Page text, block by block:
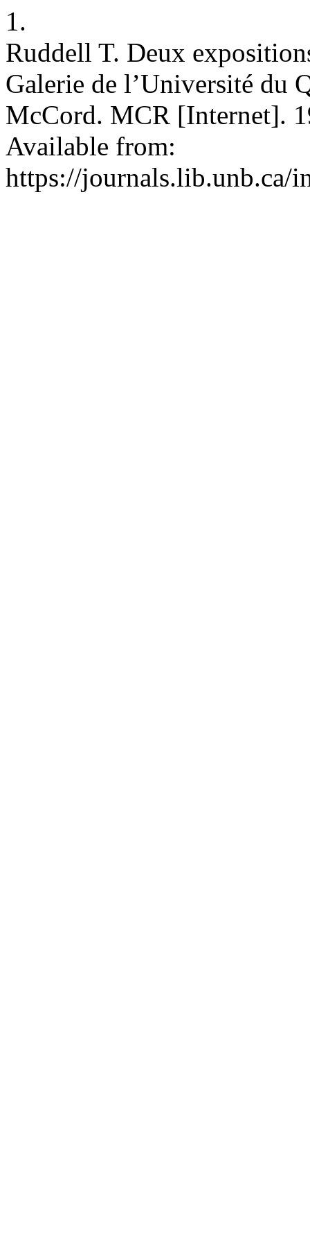
1.
Ruddell T. Deux
Galerie de l’Université du
McCord. MCR [Internet].
Available from:
https://journals.lib.unb.ca/